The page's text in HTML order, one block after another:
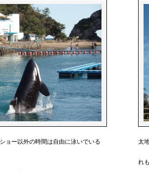
ョー以外の時間は自由に泳いでいる 太
れ